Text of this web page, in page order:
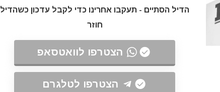
הדיל הסתיים - תעקבו אחרינו כדי לקבל עדכון כשהדיל
חוזר
הצטרפו לוואטסאפ
הצטרפו לטלגרם